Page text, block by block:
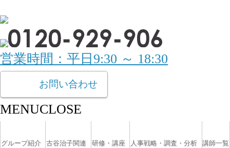
営業時間：平日9:30 ～ 18:30
お問い合わせ
MENUCLOSE
グループ紹介 古谷治子関連 研修・講座 人事戦略・調査・分析 講師一覧